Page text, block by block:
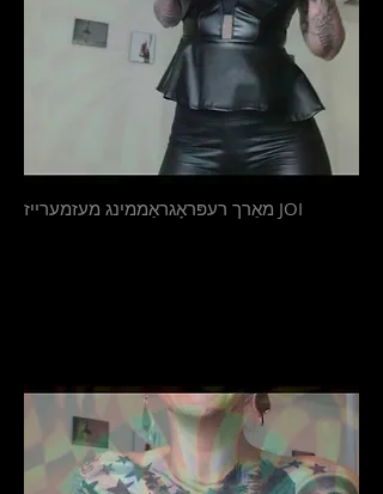
מאַרך רעפּראָגראַממינג מעזמערייז JOI